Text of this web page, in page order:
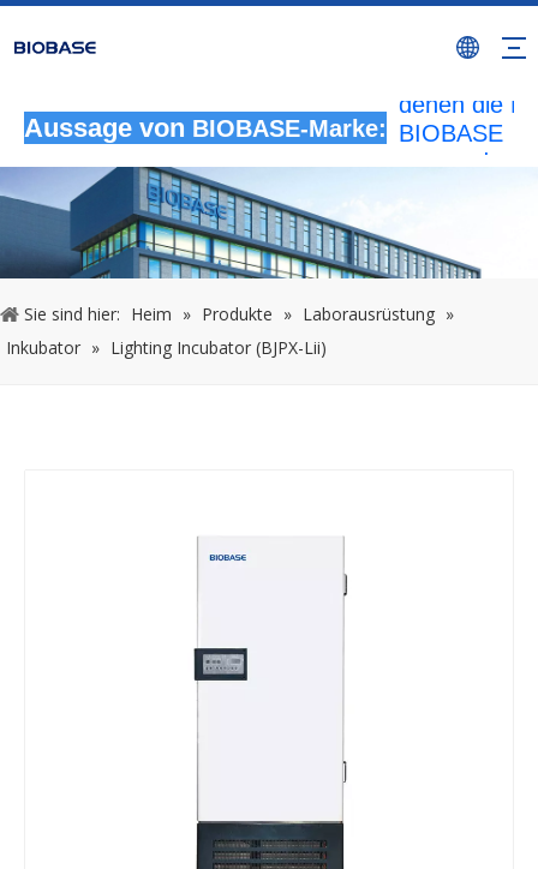
Aussage von BIOBASE-Marke:
Alle nicht
autorisierten
denen die
BIOBASE
verwendet
Verletzung
Haftung
Sie sind hier: Heim » Produkte » Laborausrüstung »
Inkubator » Lighting Incubator (BJPX-Lii)